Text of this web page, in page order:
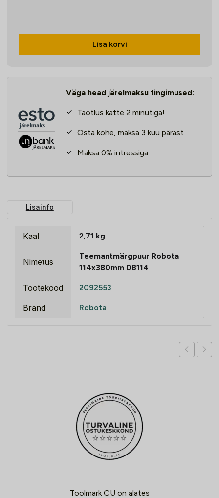
114x380mm
Lisa korvi
Väga head järelmaksu tingimused:
Taotlus kätte 2 minutiga!
Osta kohe, maksa 3 kuu pärast
Maksa 0% intressiga
Lisainfo
Kaal 2,71 kg
Nimetus
Teemantmärgpuur Robota
114x380mm DB114
Tootekood 2092553
Bränd Robota
Toolmark OÜ on alates